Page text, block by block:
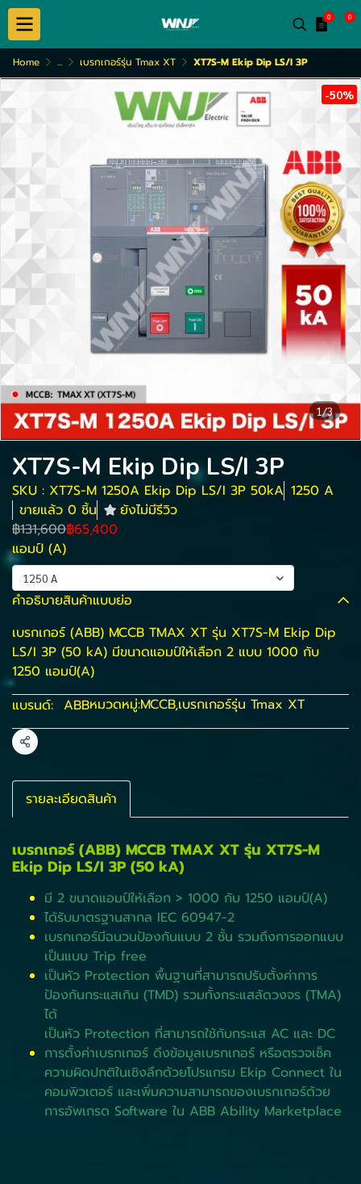
0 0
Home ... เบรกเกอร์รุ่น Tmax XT XT7S-M Ekip Dip LS/I 3P
1/3
-50%
XT7S-M Ekip Dip LS/I 3P
SKU : XT7S-M 1250A Ekip Dip LS/I 3P 50kA 1250 A
ขายแล้ว 0 ชิ้น
ยังไม่มีรีวิว
฿131,600฿65,400
แอมป์ (A)
1250 A
คำอธิบายสินค้าแบบย่อ
เบรกเกอร์ (ABB) MCCB TMAX XT รุ่น XT7S-M Ekip Dip
LS/I 3P (50 kA) มีขนาดแอมป์ให้เลือก 2 แบบ 1000 กับ
1250 แอมป์(A)
แบรนด์: ABBหมวดหมู่:MCCB,เบรกเกอร์รุ่น Tmax XT
แชร์
รายละเอียดสินค้า
เบรกเกอร์ (ABB) MCCB TMAX XT รุ่น XT7S-M
Ekip Dip LS/I 3P (50 kA)
มี 2 ขนาดแอมป์ให้เลือก > 1000 กับ 1250 แอมป์(A)
ได้รับมาตรฐานสากล IEC 60947-2
เบรกเกอร์มีฉนวนป้องกันแบบ 2 ชั้น รวมถึงการออกแบบ
เป็นแบบ Trip free
เป็นหัว Protection พื้นฐานที่สามารถปรับตั้งค่าการ
ป้องกันกระแสเกิน (TMD) รวมทั้งกระแสลัดวงจร (TMA)
ได้
เป็นหัว Protection ที่สามารถใช้กับกระแส AC และ DC
การตั้งค่าเบรกเกอร์ ดึงข้อมูลเบรกเกอร์ หรือตรวจเช็ค
ความผิดปกติในเชิงลึกด้วยโปรแกรม Ekip Connect ใน
คอมพิวเตอร์ และเพิ่มความสามารถของเบรกเกอร์ด้วย
การอัพเกรด Software ใน ABB Ability Marketplace